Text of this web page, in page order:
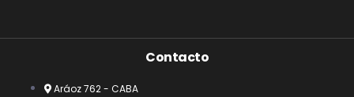
Contacto
Aráoz 762 - CABA